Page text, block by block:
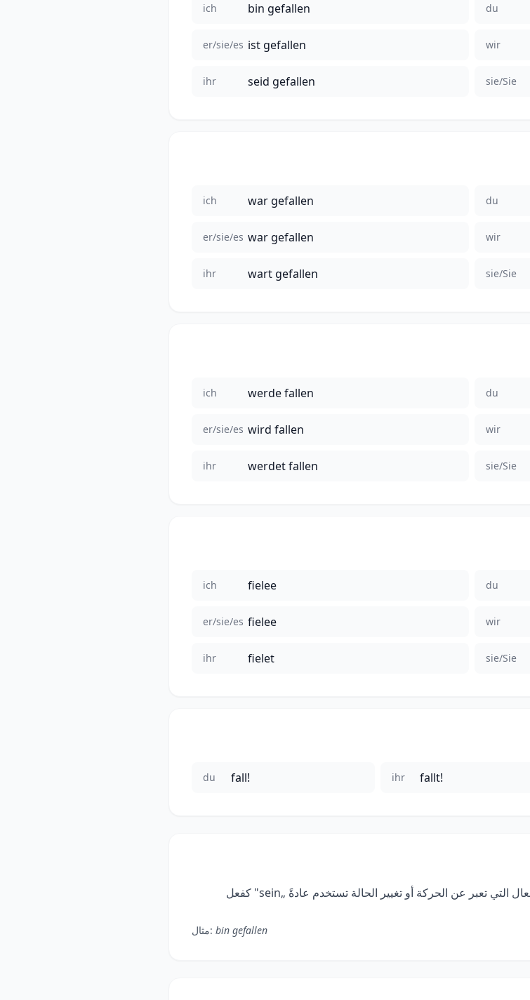
ich bin gefallen du
er/sie/es ist gefallen wir
ihr seid gefallen sie/Sie
ich war gefallen du
er/sie/es war gefallen wir
ihr wart gefallen sie/Sie
ich werde fallen du
er/sie/es wird fallen wir
ihr werdet fallen sie/Sie
ich fielee du
er/sie/es fielee wir
ihr fielet sie/Sie
du fall! ihr fallt!
لتكوين زمن Perfekt. الأفعال التي تعبر عن الحركة أو تغيير الحالة تستخدم عادةً „sein" كفعل
مثال: bin gefallen